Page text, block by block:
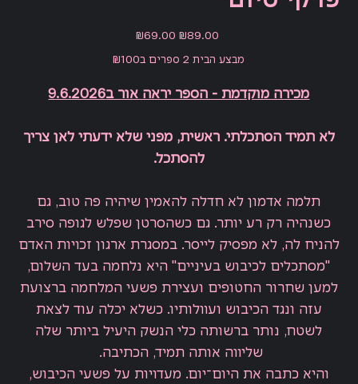
Original
price
₪89.00
Sale
price
₪69.00
מבצע הבית 2 ספרים ב₪100
מכירה מוקדמת - הספר יראה אור ב9.6.2026
לא תמיד הסתכלתי. ראשית, מפני שלא ידעתי לאן צריך
להסתכל.
תלמה אדמון לא חדלה להאמין שיהיה פה טוב, גם
כשנהיה רק רע יותר. גם כשהסרטן שפלש לגופה סירב
להניח לה, לא מפסיק לייסר. במסגרת ארגון זכויות האדם
"מסתכלים לכיבוש בעיניים" היא נלחמה בעד השלום,
למען שחרור החטופים ועצירת פשעי המלחמה ברצועת
עזה ונגד הכיבוש ועוולותיו. כשלא יכלה עוד לצאת
לשטח, נותר ברשותה כלי הנשק היעיל ביותר שלה
שליווה אותה תמיד, הכתיבה.
והיא כתבה את היום־יום. מעדויות על פשעי הכיבוש,